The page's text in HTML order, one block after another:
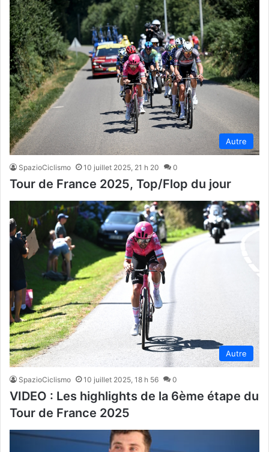
Autre
SpazioCiclismo 10 juillet 2025, 21 h 20 0
Tour de France 2025, Top/Flop du jour
Autre
SpazioCiclismo 10 juillet 2025, 18 h 56 0
VIDEO : Les highlights de la 6ème étape du
Tour de France 2025